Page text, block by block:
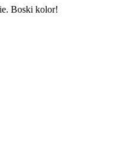
Boski kolor!